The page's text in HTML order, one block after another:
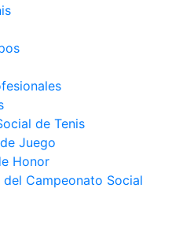
de Tenis
Juego
Honor
Campeonato Social